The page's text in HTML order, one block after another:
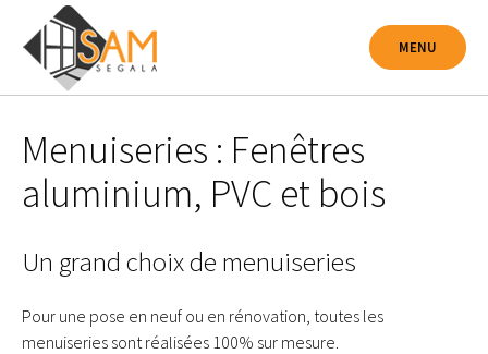
contenu
MENU
Menuiseries : Fenêtres
aluminium, PVC et bois
Un grand choix de menuiseries
Pour une pose en neuf ou en rénovation, toutes les
menuiseries sont réalisées 100% sur mesure.